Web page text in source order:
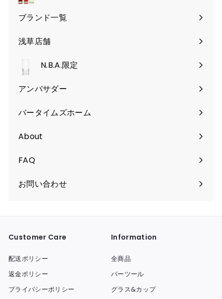
を
く
ュ
ー
を
く
メ
ニ
ー
を
開
く
ブランド一覧
浅草店舗
N.B.A.限定
アンバサダー
バータイムズホーム
About
FAQ
お問い合わせ
Customer Care
配送ポリシー
返金ポリシー
プライバシーポリシー
Information
全商品
バーツール
グラス&カップ